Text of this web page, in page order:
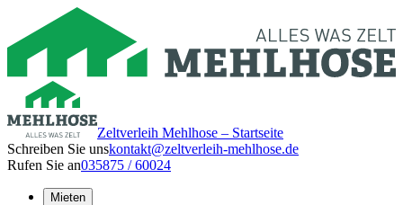
Zeltverleih Mehlhose – Startseite
Schreiben Sie unskontakt@zeltverleih-mehlhose.de
Rufen Sie an035875 / 60024
Mieten